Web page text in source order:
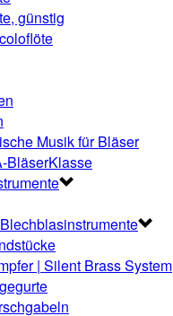
günstig
Musik für Bläser
BläserKlasse
| Silent Brass System